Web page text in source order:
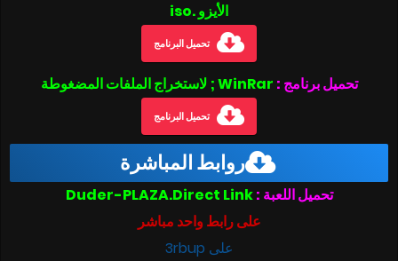
الأيزو .iso
تحميل البرنامج
تحميل برنامج : WinRar ; لاستخراج الملفات المضغوطة
تحميل البرنامج
روابط المباشرة
تحميل اللعبة :Duder-PLAZA.Direct Link
على رابط واحد مباشر
على 3rbup